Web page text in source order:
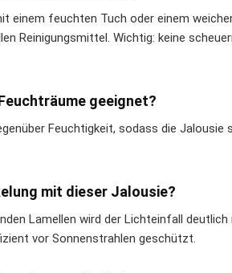
einem feuchten Tuch oder einem
Reinigungsmittel. Wichtig: keine
geeignet?
Feuchtigkeit, sodass die
mit dieser Jalousie?
Lamellen wird der Lichteinfall
vor Sonnenstrahlen geschützt.